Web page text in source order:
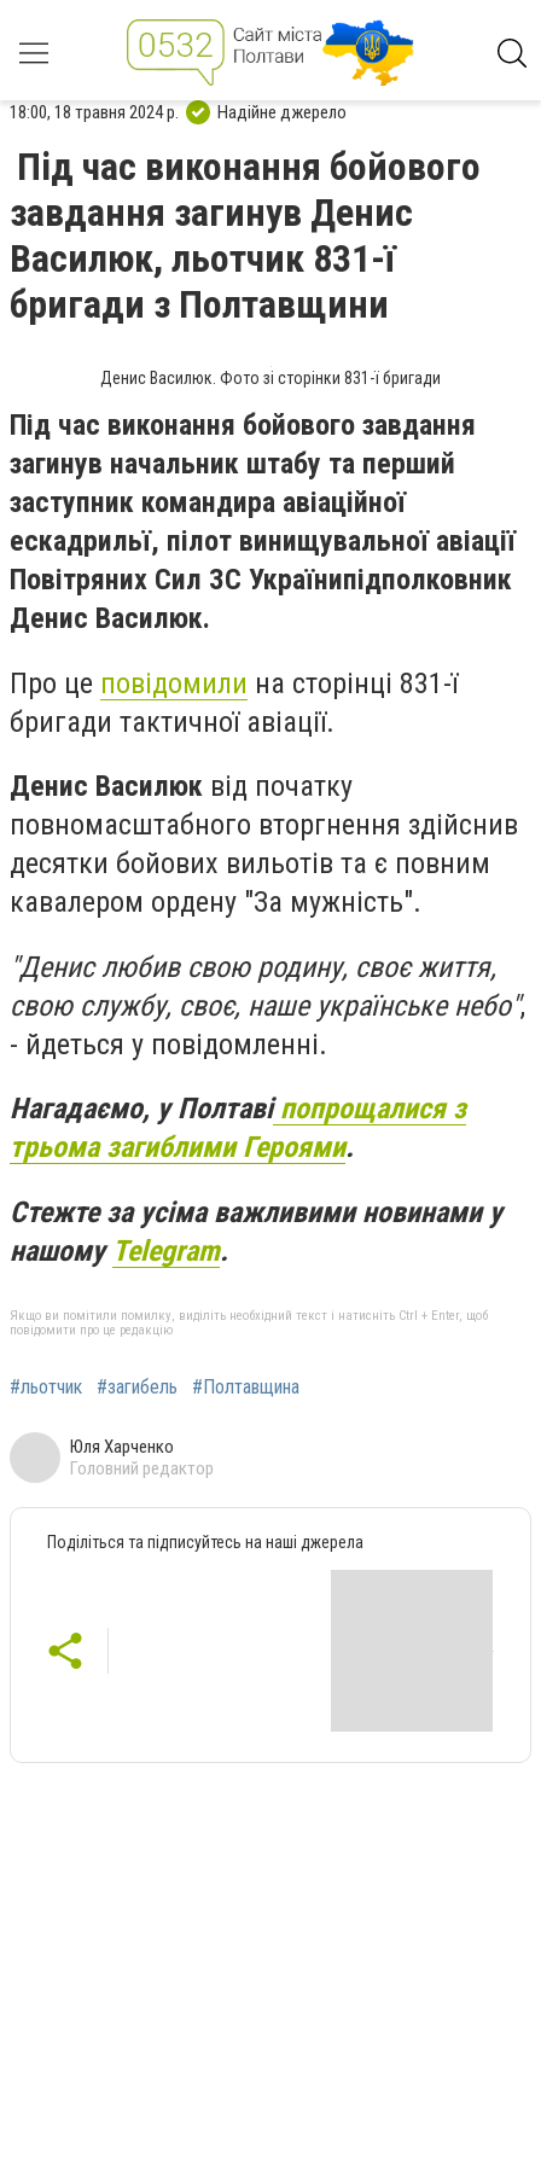
18:00, 18 травня 2024 р. Надійне джерело
Під час виконання бойового
завдання загинув Денис
Василюк, льотчик 831-ї
бригади з Полтавщини
Денис Василюк. Фото зі сторінки 831-ї бригади
Під час виконання бойового завдання
загинув начальник штабу та перший
заступник командира авіаційної
ескадрильї, пілот винищувальної авіації
Повітряних Сил ЗС Українипідполковник
Денис Василюк.
Про це повідомили на сторінці 831-ї
бригади тактичної авіації.
Денис Василюк від початку
повномасштабного вторгнення здійснив
десятки бойових вильотів та є повним
кавалером ордену "За мужність".
"Денис любив свою родину, своє життя,
свою службу, своє, наше українське небо",
- йдеться у повідомленні.
Нагадаємо, у Полтавіпопрощалися з
трьома загиблими Героями.
Стежте за усіма важливими новинами у
нашому Telegram.
Якщо ви помітили помилку, виділіть необхідний текст і натисніть Ctrl + Enter, щоб
повідомити про це редакцію
#льотчик #загибель #Полтавщина
Юля Харченко
Головний редактор
Поділіться та підписуйтесь на наші джерела